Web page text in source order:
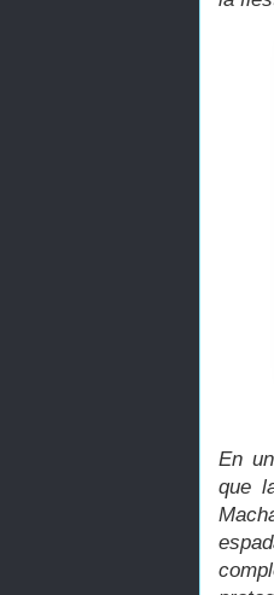
En
que